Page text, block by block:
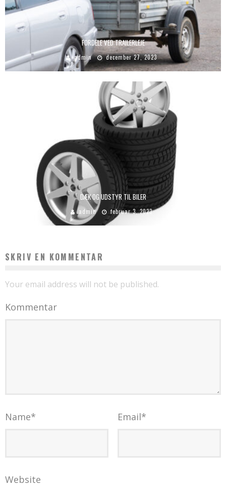
FORDELE VED TRAILERLEJE
admin december 27, 2023
DÆK OG UDSTYR TIL BILER
admin februar 3, 2023
SKRIV EN KOMMENTAR
Your email address will not be published.
Kommentar
Name* Email*
Website